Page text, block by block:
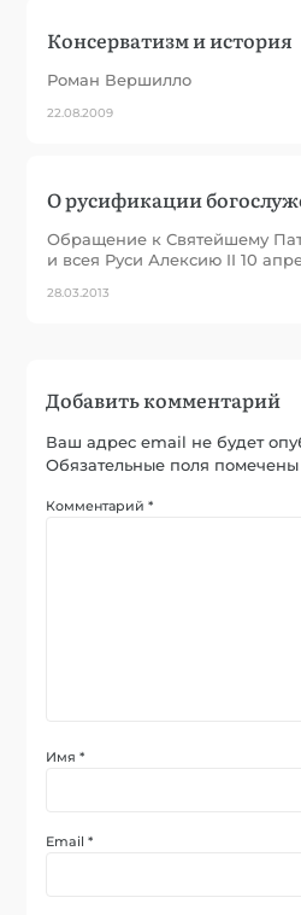
Консерватизм и история
Роман Вершилло
22.08.2009
О русификации
Обращение к Святейшему
и всея Руси Алексию II 10
28.03.2013
Добавить комментарий
Ваш адрес email не будет
Обязательные поля
Комментарий*
Имя*
Email*